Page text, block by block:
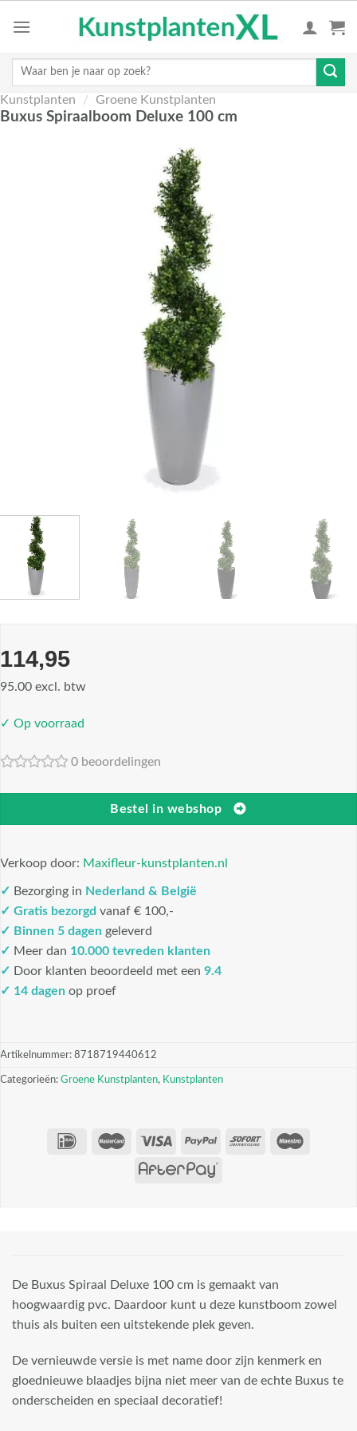
Zoeken
Kunstplanten / Groene Kunstplanten
Buxus Spiraalboom Deluxe 100 cm
114,95
95.00 excl. btw
✓ Op voorraad
0 beoordelingen
Bestel in webshop
Verkoop door: Maxifleur-kunstplanten.nl
✓ Bezorging in Nederland & België
✓ Gratis bezorgd vanaf € 100,-
✓ Binnen 5 dagen geleverd
✓ Meer dan 10.000 tevreden klanten
✓ Door klanten beoordeeld met een 9.4
✓ 14 dagen op proef
Artikelnummer: 8718719440612
Categorieën: Groene Kunstplanten, Kunstplanten
De Buxus Spiraal Deluxe 100 cm is gemaakt van
hoogwaardig pvc. Daardoor kunt u deze kunstboom zowel
thuis als buiten een uitstekende plek geven.
De vernieuwde versie is met name door zijn kenmerk en
gloednieuwe blaadjes bijna niet meer van de echte Buxus te
onderscheiden en speciaal decoratief!